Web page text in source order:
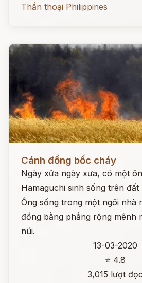
Thần thoại Philippines
Cánh đồng bốc cháy
Ngày xửa ngày xưa, có một
Hamaguchi sinh sống trên
Ông sống trong một ngôi nhà
đồng bằng phẳng rộng mênh
núi.
13-03-2020
⭐ 4.8
3,015 lượt đọc